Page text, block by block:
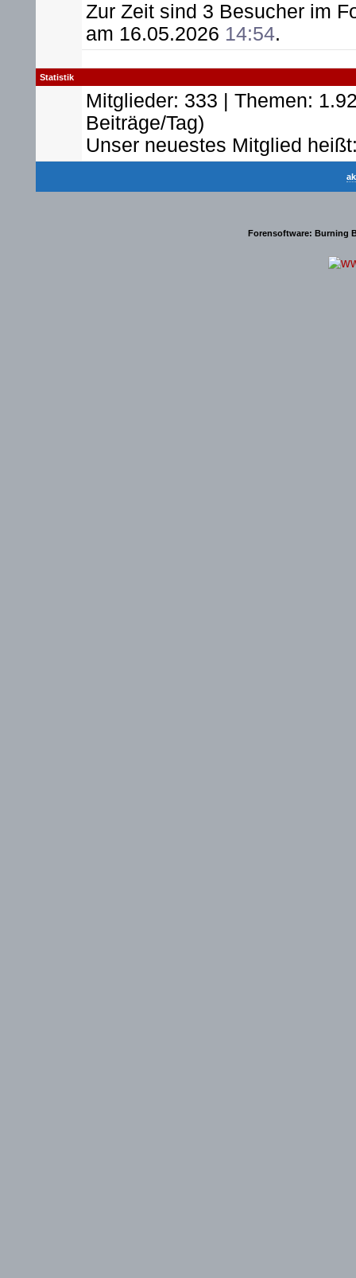
Zur Zeit sind 3 Besucher im
am 16.05.2026 14:54.
Statistik
Mitglieder: 333 | Themen:
Beiträge/Tag)
Unser neuestes Mitglied
Forensoftware: Burning